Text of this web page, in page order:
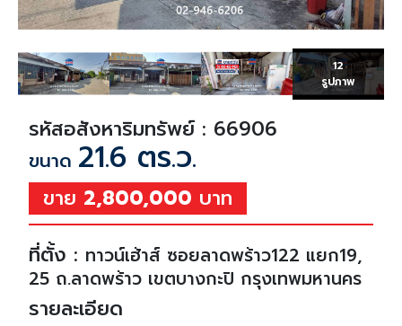
12
รูปภาพ
รหัสอสังหาริมทรัพย์ : 66906
ขนาด 21.6 ตร.ว.
ขาย 2,800,000 บาท
ที่ตั้ง : ทาวน์เฮ้าส์ ซอยลาดพร้าว122 แยก19,
25 ถ.ลาดพร้าว เขตบางกะปิ กรุงเทพมหานคร
รายละเอียด